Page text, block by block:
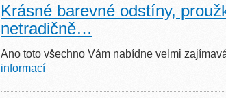
Krásné barevné odstíny,
netradičně…
Ano toto všechno Vám nabídne velmi
informací